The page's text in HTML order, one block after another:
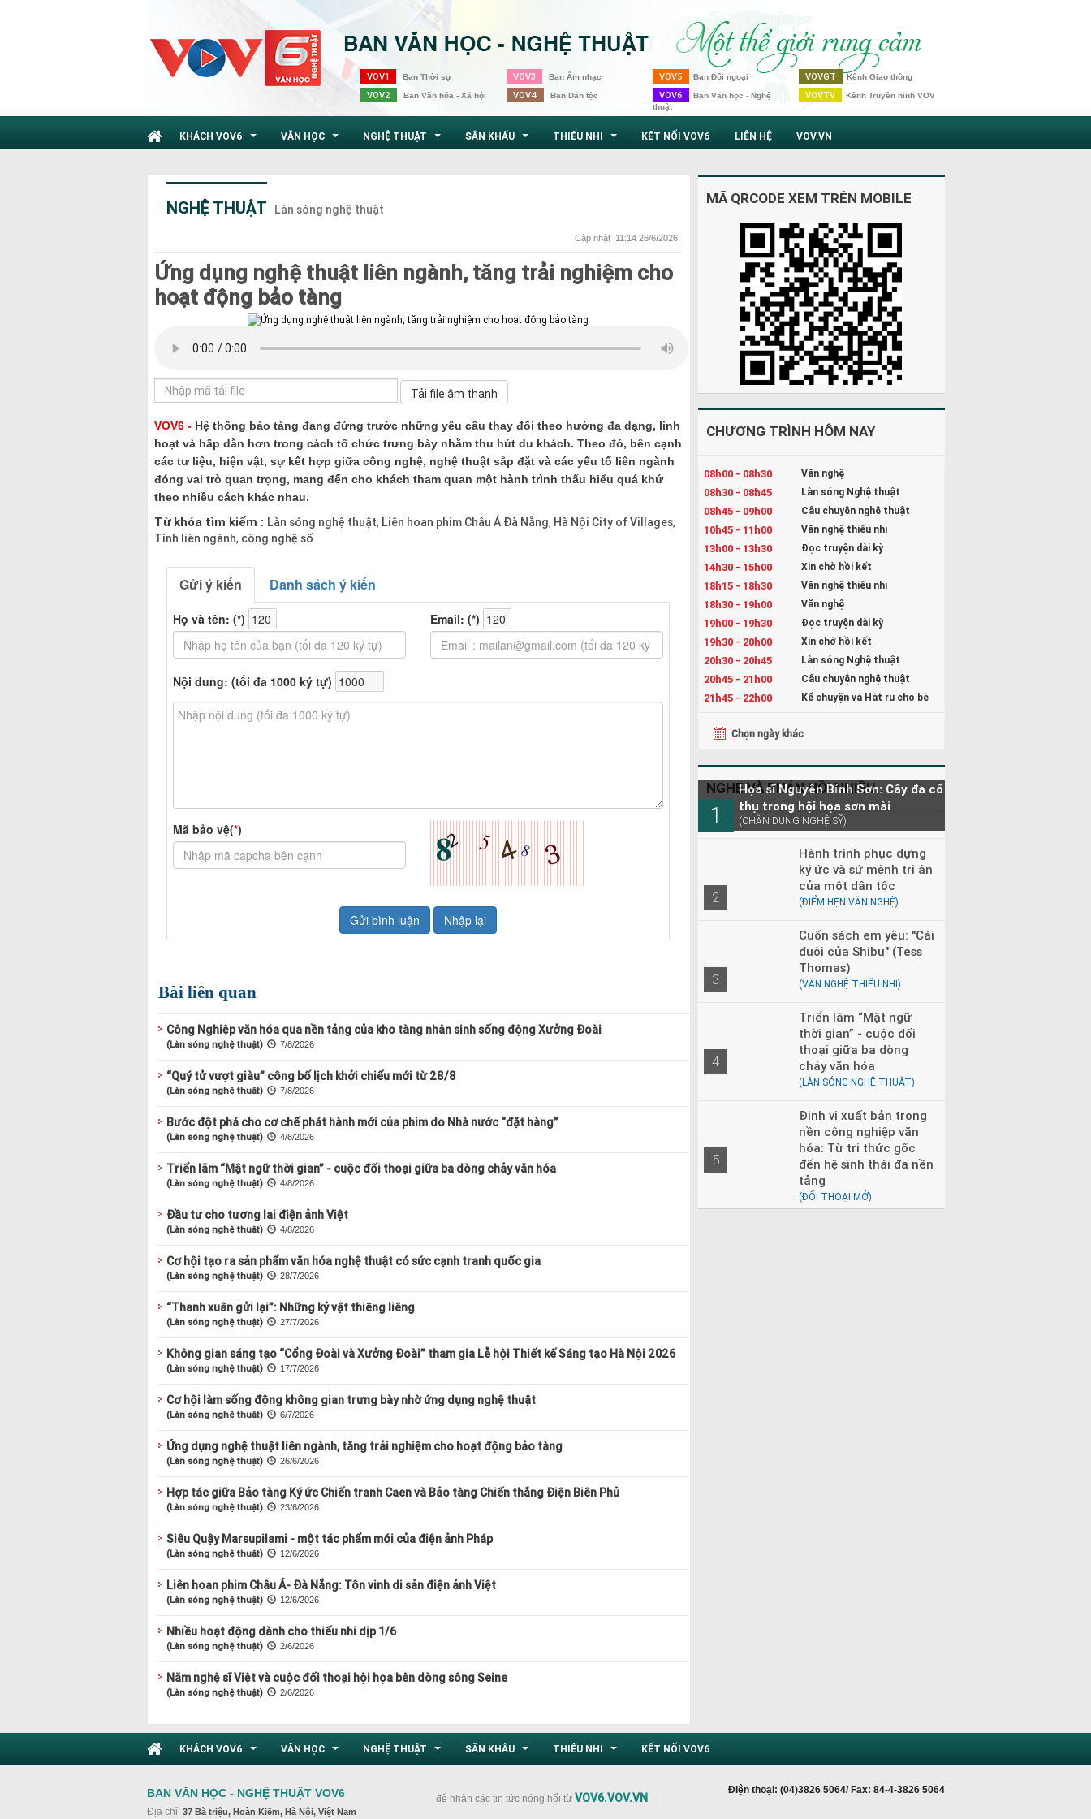
VOV1 Ban Thời sự
VOV2 Ban Văn hóa - Xã hội
VOV3 Ban Âm nhạc
VOV4 Ban Dân tộc
VOV5 Ban Đối ngoại
VOV6 Ban Văn học - Nghệ
thuật
VOVGT Kênh Giao thông
VOVTV Kênh Truyền hình VOV
KHÁCH VOV6 VĂN HỌC NGHỆ THUẬT SÂN KHẤU THIẾU NHI KẾT NỐI VOV6 LIÊN HỆ VOV.VN
NGHỆ THUẬT Làn sóng nghệ thuật
Cập nhật :11:14 26/6/2026
Ứng dụng nghệ thuật liên ngành, tăng trải nghiệm cho
hoạt động bảo tàng
VOV6 - Hệ thống bảo tàng đang đứng trước những yêu cầu thay đổi theo hướng đa dạng, linh
hoạt và hấp dẫn hơn trong cách tổ chức trưng bày nhằm thu hút du khách. Theo đó, bên cạnh
các tư liệu, hiện vật, sự kết hợp giữa công nghệ, nghệ thuật sắp đặt và các yếu tố liên ngành
đóng vai trò quan trọng, mang đến cho khách tham quan một hành trình thấu hiểu quá khứ
theo nhiều cách khác nhau.
Từ khóa tìm kiếm : Làn sóng nghệ thuật, Liên hoan phim Châu Á Đà Nẵng, Hà Nội City of Villages,
Tính liên ngành, công nghệ số
Bài liên quan
Công Nghiệp văn hóa qua nền tảng của kho tàng nhân sinh sống động Xưởng Đoài
(Làn sóng nghệ thuật) 7/8/2026
“Quý tử vượt giàu” công bố lịch khởi chiếu mới từ 28/8
(Làn sóng nghệ thuật) 7/8/2026
Bước đột phá cho cơ chế phát hành mới của phim do Nhà nước “đặt hàng”
(Làn sóng nghệ thuật) 4/8/2026
Triển lãm “Mật ngữ thời gian” - cuộc đối thoại giữa ba dòng chảy văn hóa
(Làn sóng nghệ thuật) 4/8/2026
Đầu tư cho tương lai điện ảnh Việt
(Làn sóng nghệ thuật) 4/8/2026
Cơ hội tạo ra sản phẩm văn hóa nghệ thuật có sức cạnh tranh quốc gia
(Làn sóng nghệ thuật) 28/7/2026
“Thanh xuân gửi lại”: Những kỷ vật thiêng liêng
(Làn sóng nghệ thuật) 27/7/2026
Không gian sáng tạo “Cổng Đoài và Xưởng Đoài” tham gia Lễ hội Thiết kế Sáng tạo Hà Nội 2026
(Làn sóng nghệ thuật) 17/7/2026
Cơ hội làm sống động không gian trưng bày nhờ ứng dụng nghệ thuật
(Làn sóng nghệ thuật) 6/7/2026
Ứng dụng nghệ thuật liên ngành, tăng trải nghiệm cho hoạt động bảo tàng
(Làn sóng nghệ thuật) 26/6/2026
Hợp tác giữa Bảo tàng Ký ức Chiến tranh Caen và Bảo tàng Chiến thắng Điện Biên Phủ
(Làn sóng nghệ thuật) 23/6/2026
Siêu Quậy Marsupilami - một tác phẩm mới của điện ảnh Pháp
(Làn sóng nghệ thuật) 12/6/2026
Liên hoan phim Châu Á- Đà Nẵng: Tôn vinh di sản điện ảnh Việt
(Làn sóng nghệ thuật) 12/6/2026
Nhiều hoạt động dành cho thiếu nhi dịp 1/6
(Làn sóng nghệ thuật) 2/6/2026
Năm nghệ sĩ Việt và cuộc đối thoại hội họa bên dòng sông Seine
(Làn sóng nghệ thuật) 2/6/2026
MÃ QRCODE XEM TRÊN MOBILE
CHƯƠNG TRÌNH HÔM NAY
08h00 - 08h30 Văn nghệ
08h30 - 08h45 Làn sóng Nghệ thuật
08h45 - 09h00 Câu chuyện nghệ thuật
10h45 - 11h00 Văn nghệ thiếu nhi
13h00 - 13h30 Đọc truyện dài kỳ
14h30 - 15h00 Xin chờ hồi kết
18h15 - 18h30 Văn nghệ thiếu nhi
18h30 - 19h00 Văn nghệ
19h00 - 19h30 Đọc truyện dài kỳ
19h30 - 20h00 Xin chờ hồi kết
20h30 - 20h45 Làn sóng Nghệ thuật
20h45 - 21h00 Câu chuyện nghệ thuật
21h45 - 22h00 Kể chuyện và Hát ru cho bé
Chọn ngày khác
NGHE VÀ PHẢN HỒI NHIỀU
1
Họa sĩ Nguyễn Bỉnh Sơn: Cây đa cổ
thụ trong hội họa sơn mài
(CHÂN DUNG NGHỆ SỸ)
2
Hành trình phục dựng
ký ức và sứ mệnh tri ân
của một dân tộc
(ĐIỂM HẸN VĂN NGHỆ)
3
Cuốn sách em yêu: "Cái
đuôi của Shibu" (Tess
Thomas)
(VĂN NGHỆ THIẾU NHI)
4
Triển lãm “Mật ngữ
thời gian” - cuộc đối
thoại giữa ba dòng
chảy văn hóa
(LÀN SÓNG NGHỆ THUẬT)
5
Định vị xuất bản trong
nền công nghiệp văn
hóa: Từ tri thức gốc
đến hệ sinh thái đa nền
tảng
(ĐỐI THOẠI MỞ)
KHÁCH VOV6 VĂN HỌC NGHỆ THUẬT SÂN KHẤU THIẾU NHI KẾT NỐI VOV6
BAN VĂN HỌC - NGHỆ THUẬT VOV6
Địa chỉ: 37 Bà triệu, Hoàn Kiếm, Hà Nội, Việt Nam
để nhận các tin tức nóng hổi từ VOV6.VOV.VN
Điện thoại: (04)3826 5064/ Fax: 84-4-3826 5064